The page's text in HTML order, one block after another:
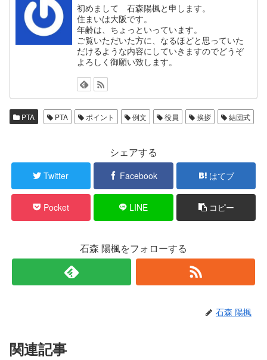
初めまして 石森陽楓と申します。
住まいは大阪です。
年齢は、ちょっといっています。
ご覧いただいた方に、なるほどと思っていた
だけるような内容にしていきますのでどうぞ
よろしく御願い致します。
PTA PTA ポイント 例文 役員 挨拶 結団式
シェアする
Twitter Facebook はてブ
Pocket LINE コピー
石森 陽楓をフォローする
石森 陽楓
関連記事